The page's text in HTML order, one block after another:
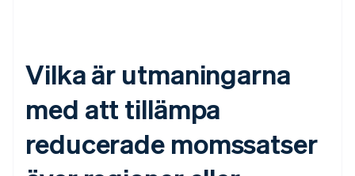
Vilka är utmaningarna
med att tillämpa
reducerade momssatser